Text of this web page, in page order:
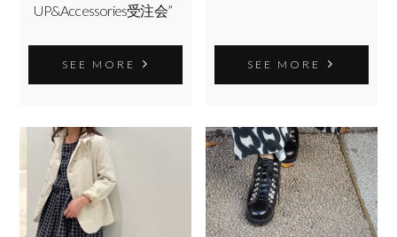
UP&Accessories受注会”
SEE MORE SEE MORE